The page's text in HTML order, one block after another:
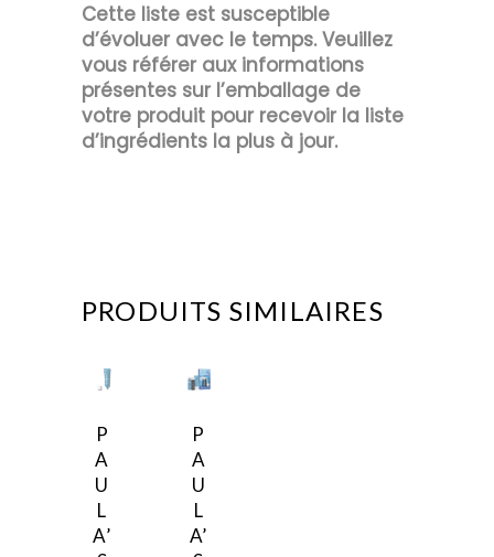
Cette liste est susceptible
d’évoluer avec le temps. Veuillez
vous référer aux informations
présentes sur l’emballage de
votre produit pour recevoir la liste
d’ingrédients la plus à jour.
PRODUITS SIMILAIRES
P
A
U
L
A’
P
A
U
L
A’